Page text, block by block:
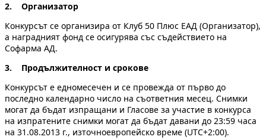
2. Организатор
Конкурсът се организира от Клуб 50 Плюс ЕАД (Организатор),
а наградният фонд се осигурява със съдействието на
Софарма АД.
3. Продължителност и срокове
Конкурсът е едномесечен и се провежда от първо до
последно календарно число на съответния месец. Снимки
могат да бъдат изпращани и Гласове за участие в конкурса
на изпратените снимки мoгат да бъдат давани до 23:59 часа
на 31.08.2013 г., източноевропейско време (UTC+2:00).